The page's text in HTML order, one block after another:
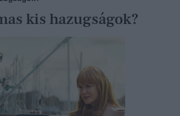
kis hazugságok?